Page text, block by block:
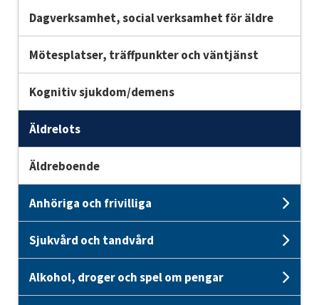
Dagverksamhet, social verksamhet för äldre
Mötesplatser, träffpunkter och väntjänst
Kognitiv sjukdom/demens
Äldrelots
Äldreboende
Anhöriga och frivilliga
Sjukvård och tandvård
Alkohol, droger och spel om pengar